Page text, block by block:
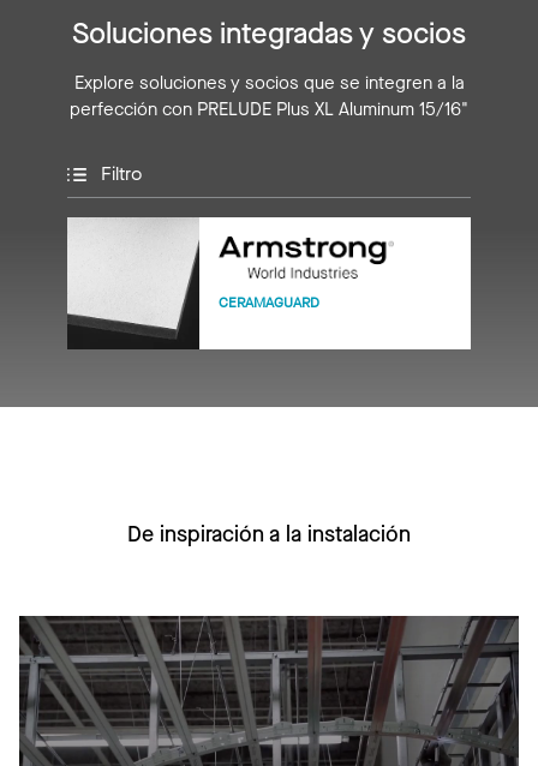
Soluciones integradas y socios
Explore soluciones y socios que se integren a la
perfección con PRELUDE Plus XL Aluminum 15/16"
Filtro
CERAMAGUARD
De inspiración a la instalación